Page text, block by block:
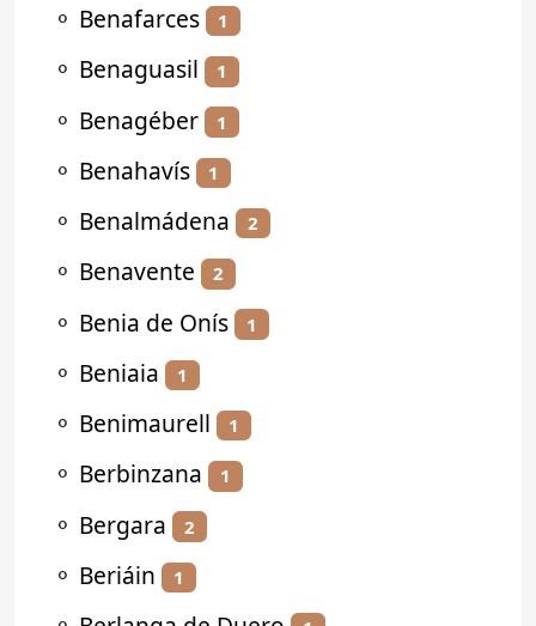
⚬ Benafarces 1
⚬ Benaguasil 1
⚬ Benagéber 1
⚬ Benahavís 1
⚬ Benalmádena 2
⚬ Benavente 2
⚬ Benia de Onís 1
⚬ Beniaia 1
⚬ Benimaurell 1
⚬ Berbinzana 1
⚬ Bergara 2
⚬ Beriáin 1